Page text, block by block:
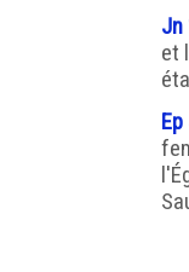
Jn
et
Ep